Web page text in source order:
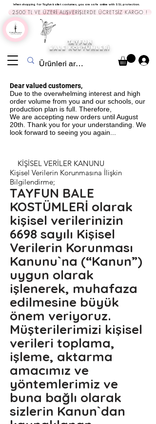
When shopping for Tayfun ballet costumes, you are safe online with SSL protection.
2500 TL VE ÜZERİ ALIŞVERİŞLERDE ÜCRETSİZ KARGO !
TAYFUN
BALE KOSTÜMLERİ
Dear valued customers,
Due to the overwhelming interest and high
order volume from you and our schools, our
production plan is full. Therefore,
We are accepting new orders until August
20th. Thank you for your understanding. We
look forward to seeing you again...
KİŞİSEL VERİLER KANUNU
Kişisel Verilerin Korunmasına İlişkin
Bilgilendirme;
TAYFUN BALE
KOSTÜMLERİ olarak
kişisel verilerinizin
6698 sayılı Kişisel
Verilerin Korunması
Kanunu`na (“Kanun”)
uygun olarak
işlenerek, muhafaza
edilmesine büyük
önem veriyoruz.
Müşterilerimizi kişisel
verileri toplama,
işleme, aktarma
amacımız ve
yöntemlerimiz ve
buna bağlı olarak
sizlerin Kanun`dan